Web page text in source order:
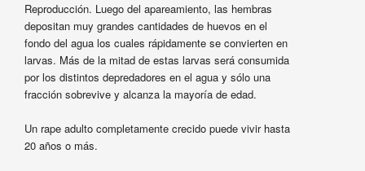
Reproducción. Luego del apareamiento, las hembras
depositan muy grandes cantidades de huevos en el
fondo del agua los cuales rápidamente se convierten en
larvas. Más de la mitad de estas larvas será consumida
por los distintos depredadores en el agua y sólo una
fracción sobrevive y alcanza la mayoría de edad.
Un rape adulto completamente crecido puede vivir hasta
20 años o más.